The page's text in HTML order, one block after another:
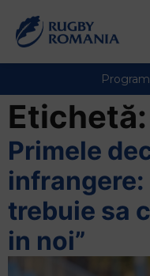
Etichetă:
Primele
infrangere:
trebuie sa
in noi”